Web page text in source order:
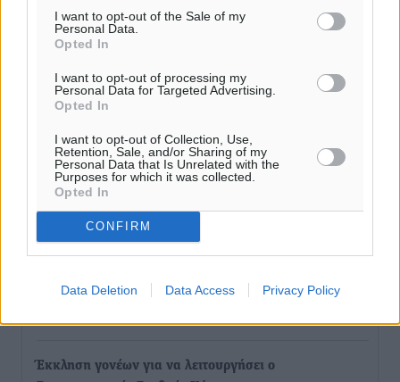
I want to opt-out of the Sale of my
Personal Data.
Opted In
I want to opt-out of processing my
Personal Data for Targeted Advertising.
Opted In
I want to opt-out of Collection, Use,
Retention, Sale, and/or Sharing of my
Personal Data that Is Unrelated with the
Purposes for which it was collected.
Opted In
CONFIRM
Data Deletion Data Access Privacy Policy
Ερώτηση Μπελέρη σε Κομισιόν για τη δημιουργία
Φυσικών Καταστροφών»
Έκκληση γονέων για να λειτουργήσει ο